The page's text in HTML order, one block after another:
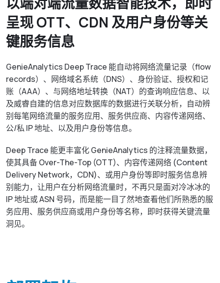
GenieAnalytics
电信级大数据流量探索与分析
GenieAnalytics Deep Trace
DDoS 防护
即时侦测与缓解 DDoS 与僵尸网络威胁
多租户管理服务
为客户提供创新利润的加值托管服务
大数据流量智能分析
弹性多维度的巨量资料深层分析
简中
English
繁中
日本語
呈现 OTT、CDN 及用户身份等关
键服务信息
GenieAnalytics Deep Trace 能自动将网络流量记录（flow
records）、网络域名系统（DNS）、身份验证、授权和记
账（AAA）、与网络地址转换（NAT）的查询响应信息、以
及威睿自建的信息对应数据库的数据进行关联分析，自动辨
别每笔网络流量的服务应用、服务供应商、内容传递网络、
公/私 IP 地址、以及用户身份等信息。
Deep Trace 能更丰富化 GenieAnalytics 的注释流量数据，
使其具备 Over-The-Top (OTT)、内容传递网络 (Content
Delivery Network，CDN)、或用户身份等即时服务信息辨
别能力，让用户在分析网络流量时，不再只是面对冷冰冰的
IP 地址或 ASN 号码，而是能一目了然地查看他们所熟悉的服
务应用、服务供应商或用户身份等名称，即时获得关键流量
洞见。